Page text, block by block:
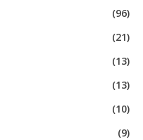
(96)
(21)
(13)
(13)
(10)
(9)